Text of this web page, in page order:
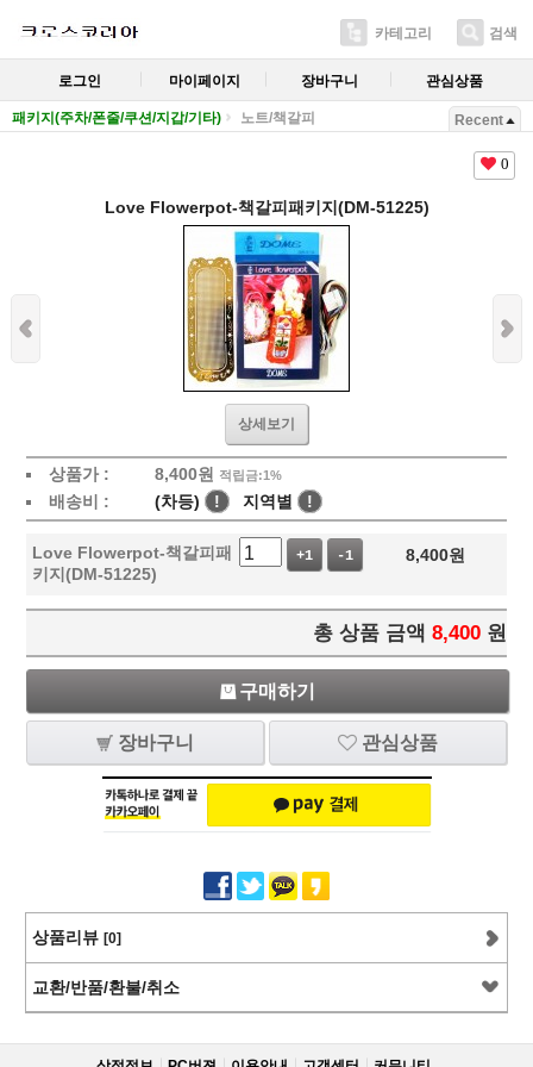
카테고리 검색
로그인 마이페이지 장바구니 관심상품
패키지(주차/폰줄/쿠션/지갑/기타) 노트/책갈피 Recent
0
Love Flowerpot-책갈피패키지(DM-51225)
상세보기
상품가 : 8,400원 적립금:1%
배송비 : (차등) ! 지역별 !
Love Flowerpot-책갈피패
키지(DM-51225)
+1 -1 8,400원
총 상품 금액 8,400 원
구매하기
장바구니 관심상품
상품리뷰 [0]
교환/반품/환불/취소